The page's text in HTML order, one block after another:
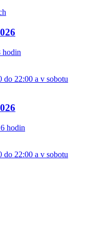
hodin
do 22:00 a v sobotu
hodin
do 22:00 a v sobotu